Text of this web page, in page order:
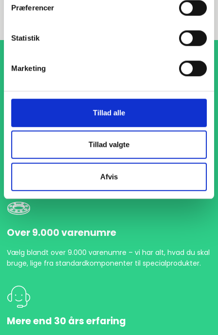
Præferencer
Statistik
Marketing
Tillad alle
Tillad valgte
Afvis
1-4 dages levering
Med hurtig levering på kun 1-4 dage sikrer vi, at dine
præcist og til tiden, så du kan holde dit produktionsflow
Over 9.000 varenumre
Vælg blandt over 9.000 varenumre – vi har alt, hvad du skal
bruge, lige fra standardkomponenter til specialprodukter.
Mere end 30 års erfaring